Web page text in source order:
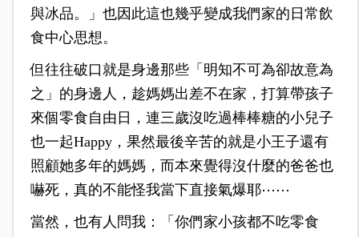
與冰品。」也因此這也幾乎變成我們家的日常飲
食中心思想。
但往往破口就是身邊那些「明知不可為卻故意為
之」的身邊人，趁媽媽出差不在家，打算帶孩子
來個零食自由日，連三歲沒吃過棒棒糖的小兒子
也一起Happy，果然最後辛苦的就是小王子還有
照顧她多年的媽媽，而本來覺得沒什麼的爸爸也
嚇死，真的不能怪我當下直接氣爆耶⋯⋯
當然，也有人問我：「你們家小孩都不吃零食